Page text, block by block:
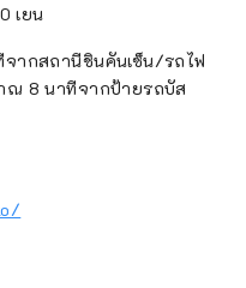
เยน
จากสถานีชินคันเซ็น/รถไฟ
ณ 8 นาทีจากป้ายรถบัส